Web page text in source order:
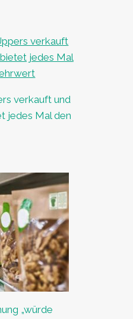
verkauft und
jedes Mal den
„würde